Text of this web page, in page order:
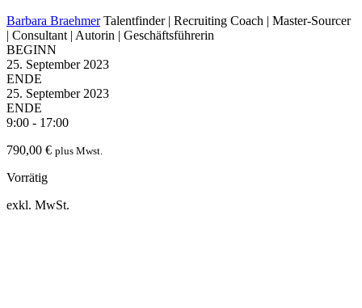
Barbara Braehmer Talentfinder | Recruiting Coach | Master-Sourcer
| Consultant | Autorin | Geschäftsführerin
BEGINN
25. September 2023
ENDE
25. September 2023
ENDE
9:00 - 17:00
790,00 € plus Mwst.
Vorrätig
exkl. MwSt.